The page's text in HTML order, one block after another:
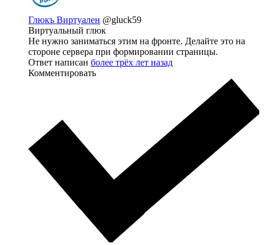
Глюкъ Виртуален @gluck59
Виртуальный глюк
Не нужно заниматься этим на фронте. Делайте это на
стороне сервера при формировании страницы.
Ответ написан более трёх лет назад
Комментировать